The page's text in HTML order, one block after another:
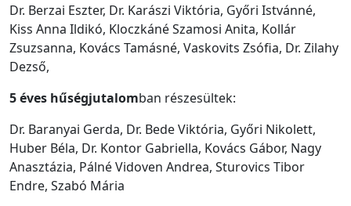
Dr. Berzai Eszter, Dr. Karászi Viktória, Győri Istvánné,
Kiss Anna Ildikó, Kloczkáné Szamosi Anita, Kollár
Zsuzsanna, Kovács Tamásné, Vaskovits Zsófia, Dr. Zilahy
Dezső,
5 éves hűségjutalomban részesültek:
Dr. Baranyai Gerda, Dr. Bede Viktória, Győri Nikolett,
Huber Béla, Dr. Kontor Gabriella, Kovács Gábor, Nagy
Anasztázia, Pálné Vidoven Andrea, Sturovics Tibor
Endre, Szabó Mária